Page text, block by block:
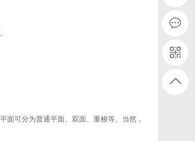
面可分为普通平面、双面、重梭等。当然，